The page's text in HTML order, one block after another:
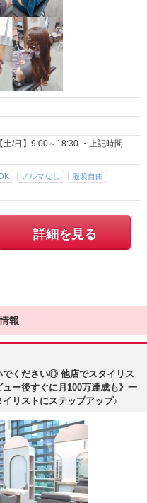
土/日】9:00～18:30 ・上記時間
ノルマなし
服装自由
詳細を見る
報
でください◎ 他店でスタイリス
ー後すぐに月100万達成も》一
リストにステップアップ♪